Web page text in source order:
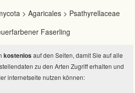
> Agaricales > Psathyrellaceae
Faserling
kostenlos auf den Seiten, damit Sie auf alle
zu den Arten Zugriff erhalten und
internetseite nutzen können: